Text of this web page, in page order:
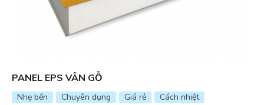
PANEL EPS VÂN GỖ
Nhẹ bền Chuyên dụng Giá rẻ
Cách nhiệt